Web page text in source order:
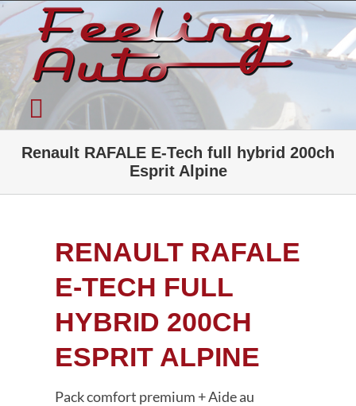
Passer
au
contenu
Toggle
Navigation
Qui sommes-nous ?
Autres prestations et Tarifs
Actualité
Nous trouver
Renault RAFALE E-Tech full hybrid 200ch
Esprit Alpine
RENAULT RAFALE
E-TECH FULL
HYBRID 200CH
ESPRIT ALPINE
Pack comfort premium + Aide au